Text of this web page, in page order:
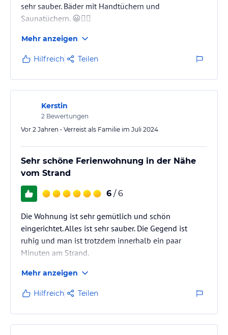
sehr sauber. Bäder mit Handtüchern und
Saunatüchern. 😀👍🏻
Mehr anzeigen
Hilfreich Teilen
Kerstin
2 Bewertungen
Vor 2 Jahren • Verreist als Familie im Juli 2024
Sehr schöne Ferienwohnung in der Nähe
vom Strand
6 / 6
Die Wohnung ist sehr gemütlich und schön
eingerichtet. Alles ist sehr sauber. Die Gegend ist
ruhig und man ist trotzdem innerhalb ein paar
Minuten am Strand.
wieder.
Mehr anzeigen
Hilfreich Teilen